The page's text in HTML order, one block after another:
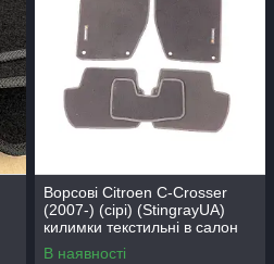
Ворсові Citroen C-Crosser
(2007-) (сірі) (StingrayUA)
килимки текстильні в салон
авто
В наявності